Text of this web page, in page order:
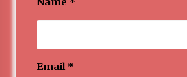
Email*